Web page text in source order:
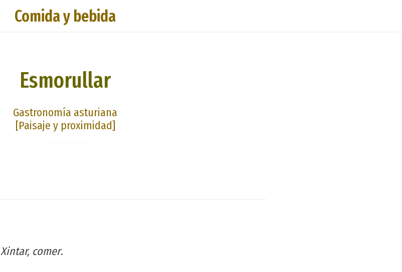
Comida y bebida
Esmorullar
Gastronomía asturiana
[Paisaje y proximidad]
Xintar, comer.